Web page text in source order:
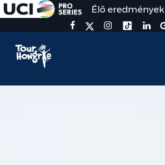
Élő eredmények